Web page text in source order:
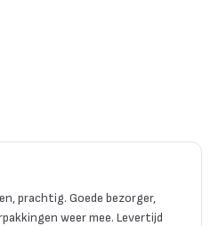
prachtig. Goede bezorger,
weer mee. Levertijd